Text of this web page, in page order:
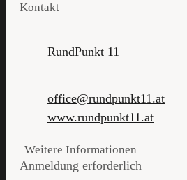
Kontakt
RundPunkt 11
office@rundpunkt11.at
www.rundpunkt11.at
Weitere Informationen
Anmeldung erforderlich